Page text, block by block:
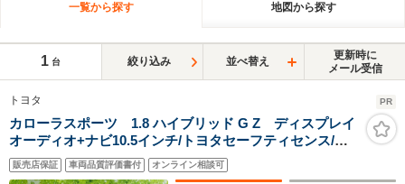
一覧から探す 地図から探す
1 台 絞り込み 並べ替え
更新時に
メール受信
トヨタ PR
カローラスポーツ 1.8 ハイブリッド G Z ディスプレイ
オーディオ+ナビ10.5インチ/トヨタセーフティセンス/シ
ートヒーター/車線逸脱防止支援システム/ヘッドランプ
LED/USBジャック/Bluetooth接続/ETC
販売店保証 車両品質評価書付 オンライン相談可